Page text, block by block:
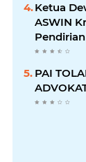
Ketua
ASWIN
PAI